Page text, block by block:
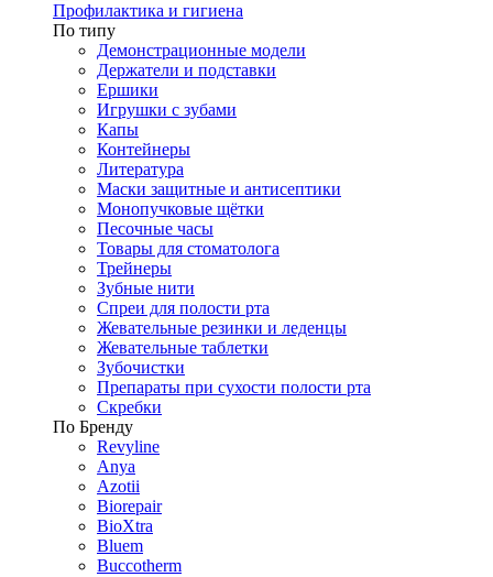
Профилактика и гигиена
По типу
Демонстрационные модели
Держатели и подставки
Ершики
Игрушки с зубами
Капы
Контейнеры
Литература
Маски защитные и антисептики
Монопучковые щётки
Песочные часы
Товары для стоматолога
Трейнеры
Зубные нити
Спреи для полости рта
Жевательные резинки и леденцы
Жевательные таблетки
Зубочистки
Препараты при сухости полости рта
Скребки
По Бренду
Revyline
Anya
Azotii
Biorepair
BioXtra
Bluem
Buccotherm